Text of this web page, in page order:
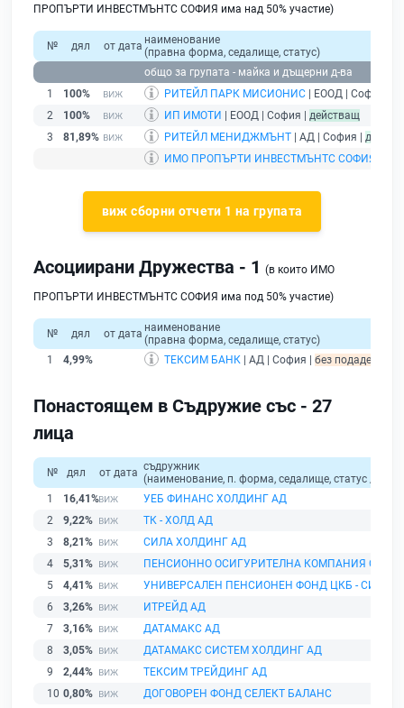
ПРОПЪРТИ ИНВЕСТМЪНТС СОФИЯ има над 50% участие)
№ дял от дата наименование
(правна форма, седалище, статус)
общо за групата - майка и дъщерни д-ва
1
100% РИТЕЙЛ ПАРК МИСИОНИС | ЕООД | София |
2
100% ИП ИМОТИ | ЕООД | София | действащ
3
81,89% РИТЕЙЛ МЕНИДЖМЪНТ | АД | София |
ИМО ПРОПЪРТИ ИНВЕСТМЪНТС СОФИЯ
виж сборни отчети 1 на групата
Асоциирани Дружества - 1 (в които ИМО
ПРОПЪРТИ ИНВЕСТМЪНТС СОФИЯ има под 50% участие)
№ дял от дата наименование
(правна форма, седалище, статус)
1
4,99% ТЕКСИМ БАНК | АД | София | без подаден
Понастоящем в Съдружие със - 27
лица
№ дял от дата съдружник
(наименование, п. форма, седалище, статус /
1
16,41%
УЕБ ФИНАНС ХОЛДИНГ АД
2
9,22%
ТК - ХОЛД АД
3
8,21%
СИЛА ХОЛДИНГ АД
4
5,31%
ПЕНСИОННО ОСИГУРИТЕЛНА КОМПАНИЯ
5
4,41%
УНИВЕРСАЛЕН ПЕНСИОНЕН ФОНД ЦКБ - СИЛА
6
3,26%
ИТРЕЙД АД
7
3,16%
ДАТАМАКС АД
8
3,05%
ДАТАМАКС СИСТЕМ ХОЛДИНГ АД
9
2,44%
ТЕКСИМ ТРЕЙДИНГ АД
10 0,80%
ДОГОВОРЕН ФОНД СЕЛЕКТ БАЛАНС